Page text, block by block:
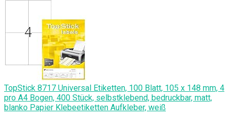
TopStick 8717 Universal Etiketten, 100 Blatt, 105 x 148 mm, 4
pro A4 Bogen, 400 Stück, selbstklebend, bedruckbar, matt,
blanko Papier Klebeetiketten Aufkleber, weiß